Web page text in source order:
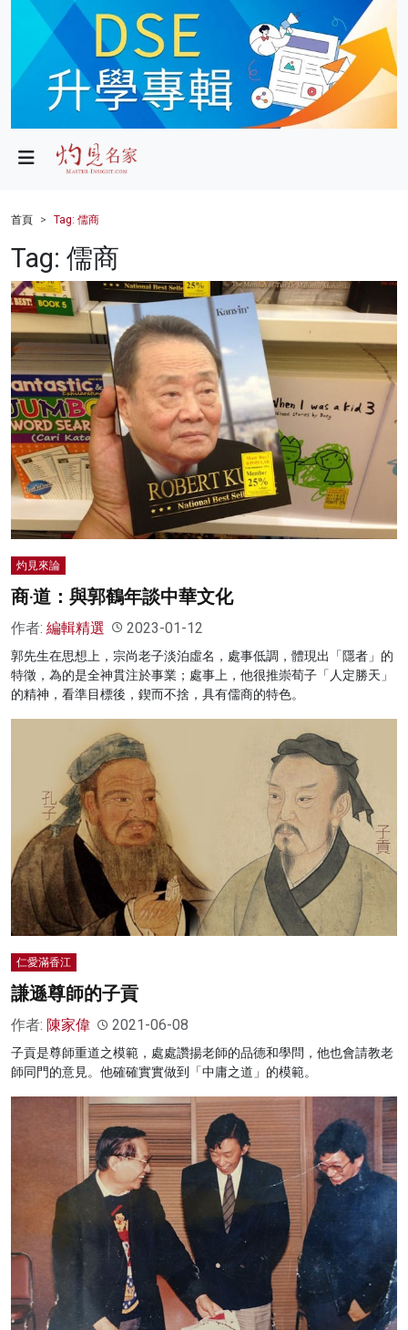
政局
財經
健康
商業
科技
影片
名家榜
灼見活動
關於我們
首頁 Tag: 儒商
Tag: 儒商
灼見來論
商‧道：與郭鶴年談中華文化
作者: 編輯精選 2023-01-12
郭先生在思想上，宗尚老子淡泊虛名，處事低調，體現出「隱者」的
特徵，為的是全神貫注於事業；處事上，他很推崇荀子「人定勝天」
的精神，看準目標後，鍥而不捨，具有儒商的特色。
仁愛滿香江
謙遜尊師的子貢
作者: 陳家偉 2021-06-08
子貢是尊師重道之模範，處處讚揚老師的品德和學問，他也會請教老
師同門的意見。他確確實實做到「中庸之道」的模範。